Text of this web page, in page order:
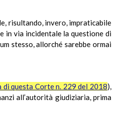
risultando, invero, impraticabile
in via incidentale la questione di
stesso, allorché sarebbe ormai
di questa Corte n. 229 del 2018),
all’autorità giudiziaria, prima